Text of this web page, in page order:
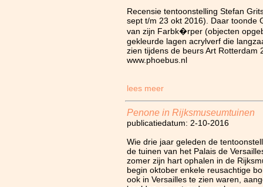
Recensie tentoonstelling Stefan
sept t/m 23 okt 2016). Daar toonde
van zijn Farbk�rper (objecten
gekleurde lagen acrylverf die
zien tijdens de beurs Art Rotterdam
www.phoebus.nl
lees meer
Penone in Rijksmuseumtuinen
publicatiedatum: 2-10-2016
Wie drie jaar geleden de
de tuinen van het Palais de
zomer zijn hart ophalen in de
begin oktober enkele reusachtige
ook in Versailles te zien waren,